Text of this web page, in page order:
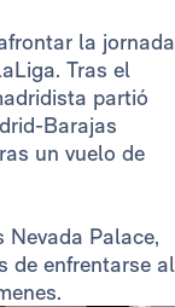
la jornada
Tras el
partió
Barajas
un vuelo de
Palace,
de enfrentarse al